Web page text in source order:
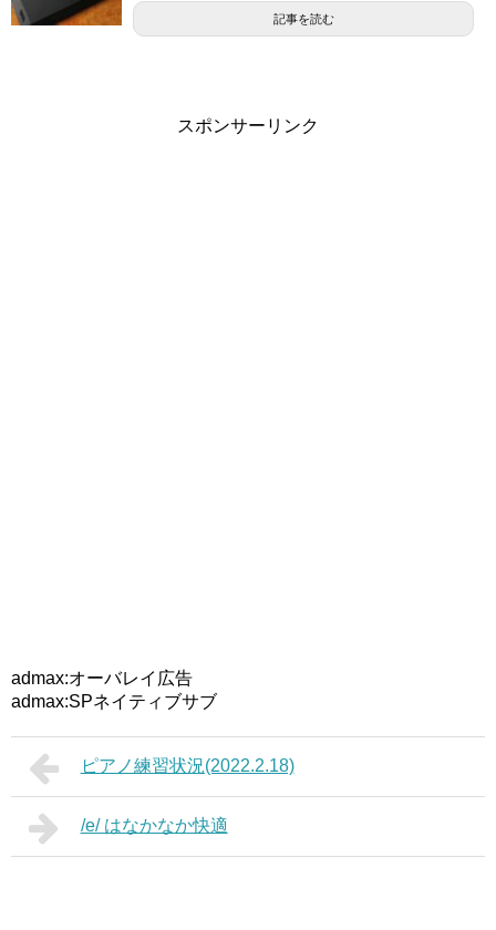
記事を読む
スポンサーリンク
admax:オーバレイ広告
admax:SPネイティブサブ
ピアノ練習状況(2022.2.18)
/e/ はなかなか快適